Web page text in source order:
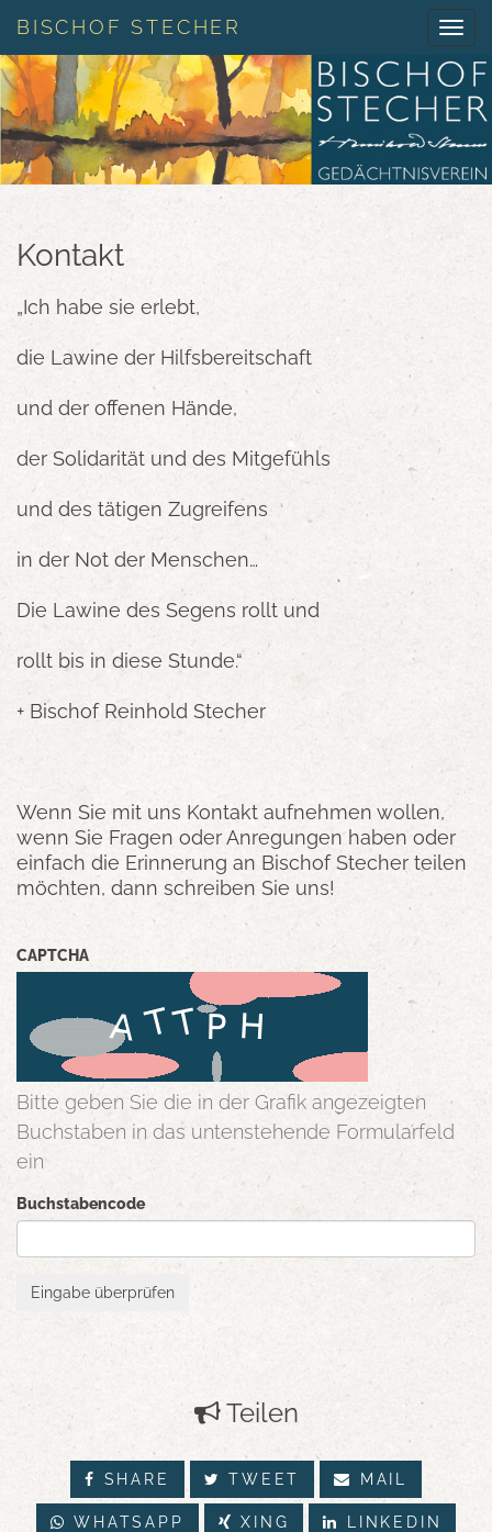
ein-/
BISCHOF STECHER
Kontakt
„Ich habe sie erlebt,
die Lawine der Hilfsbereitschaft
und der offenen Hände,
der Solidarität und des Mitgefühls
und des tätigen Zugreifens
in der Not der Menschen…
Die Lawine des Segens rollt und
rollt bis in diese Stunde.“
+ Bischof Reinhold Stecher
Wenn Sie mit uns Kontakt aufnehmen wollen,
wenn Sie Fragen oder Anregungen haben oder
einfach die Erinnerung an Bischof Stecher teilen
möchten, dann schreiben Sie uns!
CAPTCHA
Bitte geben Sie die in der Grafik angezeigten
Buchstaben in das untenstehende Formularfeld
ein
Buchstabencode
Teilen
SHARE TWEET MAIL
WHATSAPP XING LINKEDIN